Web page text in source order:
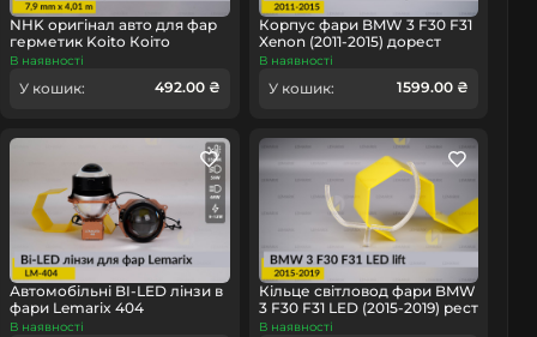
NHK оригінал авто для фар
герметик Koito Коіто
бутиловий шнур термо
В наявності
У кошик: 492.00 ₴
Корпус фари BMW 3 F30 F31
Xenon (2011-2015) дорест
правий
В наявності
У кошик: 1599.00 ₴
Автомобільні BI-LED лінзи в
фари Lemarix 404
В наявності
Кільце світловод фари BMW
3 F30 F31 LED (2015-2019) рест
мале внутрішнє Icon Light
В наявності